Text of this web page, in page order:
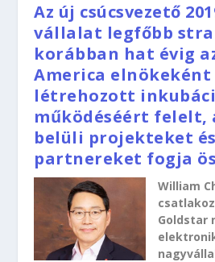
Az új csúcsvezető
vállalat legfőbb
korábban hat évig
America
létrehozott
működéséért felelt,
belüli projekteket
partnereket fogja
William
Goldstar